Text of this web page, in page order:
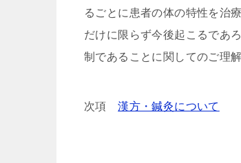
るごとに患者の体の特性を治
だけに限らず今後起こるであ
制であることに関してのご理
次項漢方・鍼灸について